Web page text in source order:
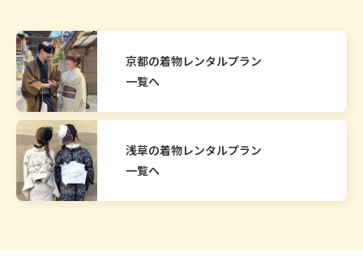
京都の着物レンタルプラン
一覧へ
浅草の着物レンタルプラン
一覧へ